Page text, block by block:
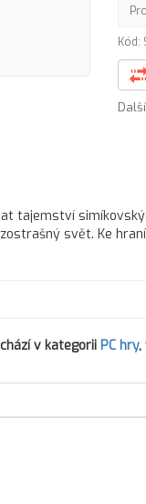
tajemství
svět. Ke
v kategorii PC hry,